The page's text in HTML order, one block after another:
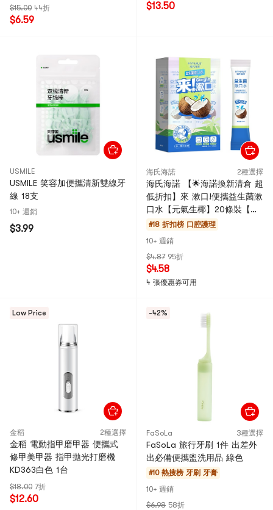
$15.00 44折
$6.59
$13.50
USMILE
USMILE 笑容加便攜清新雙線牙
線 18支
10+ 週銷
$3.99
海氏海諾 2種選擇
海氏海諾 【🌟海諾換新清倉 超
低折扣】來 漱口!便攜益生菌漱
口水【元氣生椰】20條裝【溫
和不刺激 清透果香 隨時好口
#18 折扣榜 口腔護理
10+ 週銷
$4.87 95折
$4.58
4 張優惠券可用
Low Price
金稻 2種選擇
金稻 電動指甲磨甲器 便攜式
修甲美甲器 指甲拋光打磨機
KD363白色 1台
$18.00 7折
$12.60
-42%
FaSoLa 3種選擇
FaSoLa 旅行牙刷 1件 出差外
出必備便攜盥洗用品 綠色
#10 熱搜榜 牙刷 牙膏
10+ 週銷
$6.98 58折